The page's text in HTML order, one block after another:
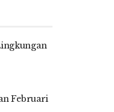
Februari